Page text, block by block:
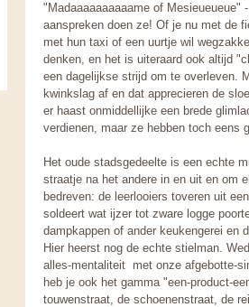
"Madaaaaaaaaaame of
aanspreken doen ze! Of je nu met de
met hun taxi of een uurtje wil
denken, en het is uiteraard ook altijd
een dagelijkse strijd om te overleven.
kwinkslag af en dat apprecieren de
er haast onmiddellijke een brede
verdienen, maar ze hebben toch
Het oude stadsgedeelte is een echte
straatje na het andere in en uit en om
bedreven: de leerlooiers toveren uit
soldeert wat ijzer tot zware logge
dampkappen of ander keukengerei en
Hier heerst nog de echte stielman.
alles-mentaliteit met onze afgebotte-
heb je ook het gamma "een-product-
touwenstraat, de schoenenstraat, de